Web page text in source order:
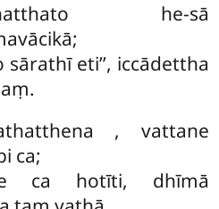
he-sā
sārathī eti’’, iccādettha
, vattane
ca;
ca hotīti, dhīmā